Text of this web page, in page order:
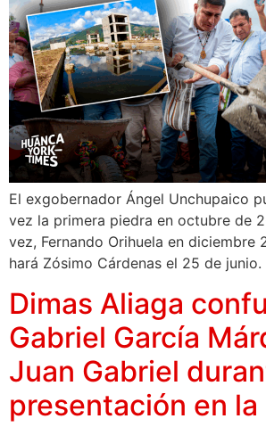
El exgobernador Ángel Unchupaico
vez la primera piedra en octubre de
vez, Fernando Orihuela en diciembre
hará Zósimo Cárdenas el 25 de junio.
Dimas Aliaga
Gabriel García
Juan Gabriel
presentación en la